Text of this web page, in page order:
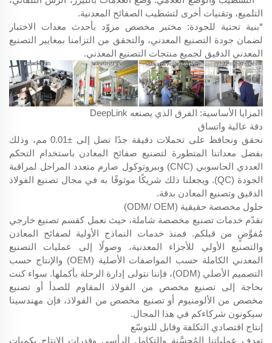
التلميع، وتقنيات أخرى لتشطيب الصفائح المعدنية.
*بنية تحتية للجودة: مختبر مخصص مزوّد بأحدث معدات الاختبار
لضمان جودة التصنيع المعدني، والتحقق من التزامنا بمعايير التصنيع
المعدني الدقيق لجميع منتجات التصنيع المعدني.
المزايا الأساسية: الفرق الذي يصنعه DeepLink
دقة عالية واتساق
نحقق ونحافظ على تحملات دقيقة جدًا تصل إلى ±0.01 مم، وذلك
بفضل معداتنا المتطورة لتصنيع صفائح المعادن باستخدام التحكم
العددي الحاسوبي (CNC) وببروتوكول صارم متعدد المراحل لمراقبة
الجودة (QC). ويجعلنا ذلك شريكًا موثوقًا به في مجال تصنيع الفولاذ
الدقيق وتصنيع المعادن بدقة.
حلول مخصصة حقيقية (ODM/ OEM)
نقدّم خدمات تصنيع مخصصة شاملة، حيث نعمل كقسم تصنيع خارجي
مُفوَّضٍ من قبلكم. فمنذ خدمات النماذج الأولية لصفائح المعادن
والتصنيع الأولي للأجزاء المعدنية، وصولًا إلى عمليات التصنيع
المعدني الكاملة حسب المواصفات الأصلية (OEM) والإنتاج حسب
التصميم الأصلي (ODM)، فإننا نتولى إدارة الرحلة بأكملها. سواء كنت
بحاجة إلى تصنيع مخصص من الفولاذ المقاوم للصدأ أو تصنيع
مخصص من الألومنيوم أو تصنيع مخصص من الفولاذ، فإن مهندسينا
سيكونون شركاءكم في هذا المجال.
إنتاج اقتصادي التكلفة وقابل للتوسّع
تهدف عملياتنا المُحسَّنة والتكامل الرأسي وقدرات الإنتاج بكميات